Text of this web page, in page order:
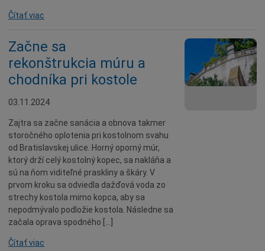
Čítať viac
Začne sa
rekonštrukcia múru a
chodníka pri kostole
03.11.2024
Zajtra sa začne sanácia a obnova takmer
storočného oplotenia pri kostolnom svahu
od Bratislavskej ulice. Horný oporný múr,
ktorý drží celý kostolný kopec, sa nakláňa a
sú na ňom viditeľné praskliny a škáry. V
prvom kroku sa odviedla dažďová voda zo
strechy kostola mimo kopca, aby sa
nepodmývalo podložie kostola. Následne sa
začala oprava spodného […]
Čítať viac